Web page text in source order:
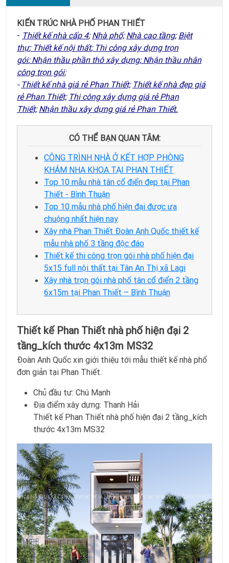
KIẾN TRÚC NHÀ PHỐ PHAN THIẾT
- Thiết kế nhà cấp 4;Nhà phố; Nhà cao tầng; Biệt
thự;Thiết kế nội thất;Thi công xây dựng trọn
gói;Nhận thầu phần thô xây dựng;Nhận thầu nhân
công trọn gói;
- Thiết kế nhà giá rẻ Phan Thiết; Thiết kế nhà đẹp giá
rẻ Phan Thiết; Thi công xây dựng giá rẻ Phan
Thiết; Nhận thầu xây dựng giá rẻ Phan Thiết.
CÓ THỂ BẠN QUAN TÂM:
CÔNG TRÌNH NHÀ Ở KẾT HỢP PHÒNG
KHÁM NHA KHOA TẠI PHAN THIẾT
Top 10 mẫu nhà tân cổ điển đẹp tại Phan
Thiết - Bình Thuận
Top 10 mẫu nhà phố hiện đại được ưa
chuộng nhất hiện nay
Xây nhà Phan Thiết Đoàn Anh Quốc thiết kế
mẫu nhà phố 3 tầng độc đáo
Thiết kế thi công trọn gói nhà phố hiện đại
5x15 full nội thất tại Tân An Thị xã Lagi
Xây nhà trọn gói nhà phố tân cổ điển 2 tầng
6x15m tại Phan Thiết – Bình Thuận
Thiết kế Phan Thiết nhà phố hiện đại 2
tầng_kích thước 4x13m MS32
Đoàn Anh Quốc xin giới thiệu tới mẫu thiết kế nhà phố
đơn giản tại Phan Thiết.
Chủ đầu tư: Chú Mạnh
Địa điểm xây dựng: Thanh Hải
Thiết kế Phan Thiết nhà phố hiện đại 2 tầng_kích
thước 4x13m MS32